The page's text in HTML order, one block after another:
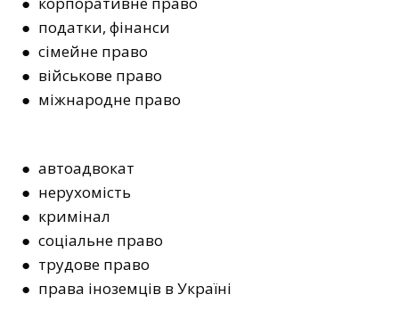
● податки, фінанси
● сімейне право
● військове право
● міжнародне право
● автоадвокат
● нерухомість
● кримінал
● соціальне право
● трудове право
● права іноземців в Україні